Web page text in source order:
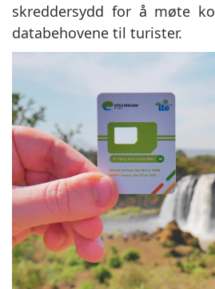
skreddersydd for å møte
databehovene til turister.